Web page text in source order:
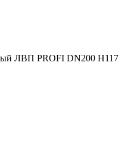
ЛВП PROFI DN200 H117